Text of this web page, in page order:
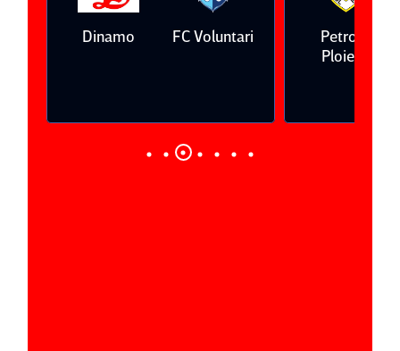
Dinamo FC Voluntari
Petrolul
Ploieşti